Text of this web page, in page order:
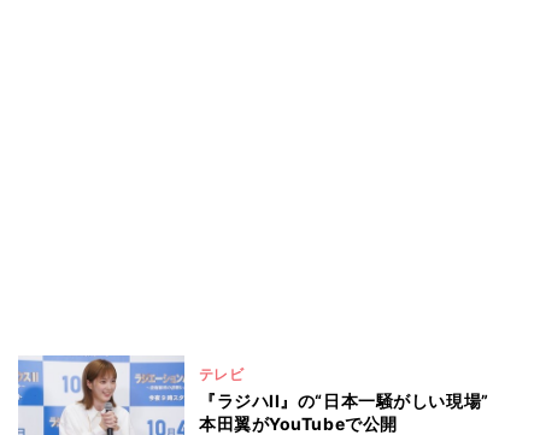
テレビ
『ラジハII』の“日本一騒がしい現場”
本田翼がYouTubeで公開